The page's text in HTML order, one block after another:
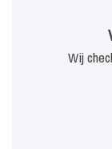
Wij